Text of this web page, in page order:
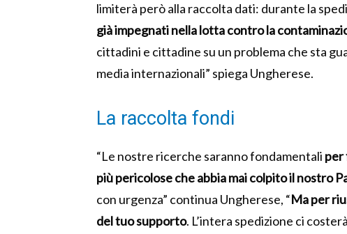
limiterà però alla raccolta dati: durante la
già impegnati nella lotta contro la
cittadini e cittadine su un problema che sta
media internazionali” spiega Ungherese.
La raccolta fondi
“Le nostre ricerche saranno fondamentali per
più pericolose che abbia mai colpito il nostro
con urgenza” continua Ungherese, “Ma per
del tuo supporto. L’intera spedizione ci